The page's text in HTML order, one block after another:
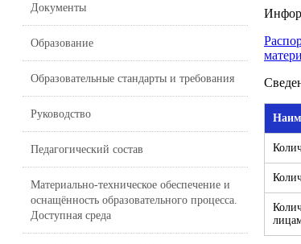
Документы
Образование
Образовательные стандарты и требования
Руководство
Педагогический состав
Материально-техническое обеспечение и
оснащённость образовательного процесса.
Доступная среда